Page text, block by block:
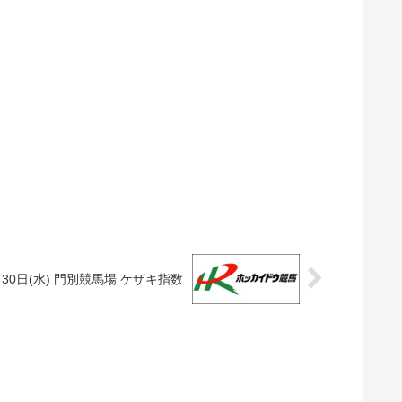
日(水) 門別競馬場 ケザキ指数